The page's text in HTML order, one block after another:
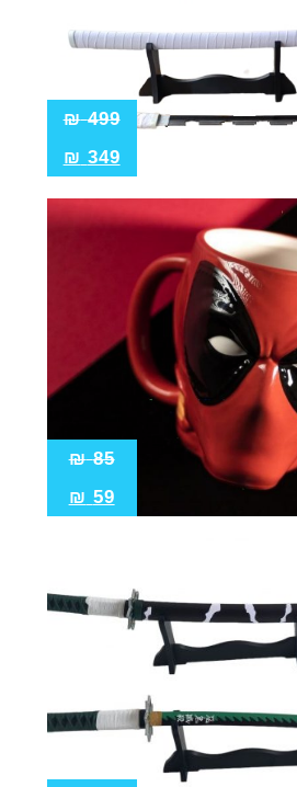
499
₪
349
₪
85
₪
59
₪